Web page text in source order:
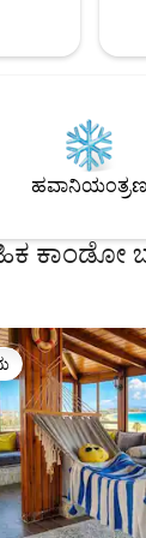
ಹವಾನಿಯಂತ್ರಣ
ಕಾಂಡೋ